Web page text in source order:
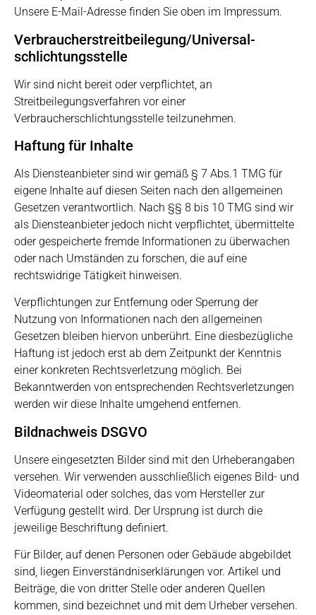
Unsere E-Mail-Adresse finden Sie oben im Impressum.
Verbraucher­streit­beilegung/Universal­
schlichtungs­stelle
Wir sind nicht bereit oder verpflichtet, an
Streitbeilegungsverfahren vor einer
Verbraucherschlichtungsstelle teilzunehmen.
Haftung für Inhalte
Als Diensteanbieter sind wir gemäß § 7 Abs.1 TMG für
eigene Inhalte auf diesen Seiten nach den allgemeinen
Gesetzen verantwortlich. Nach §§ 8 bis 10 TMG sind wir
als Diensteanbieter jedoch nicht verpflichtet, übermittelte
oder gespeicherte fremde Informationen zu überwachen
oder nach Umständen zu forschen, die auf eine
rechtswidrige Tätigkeit hinweisen.
Verpflichtungen zur Entfernung oder Sperrung der
Nutzung von Informationen nach den allgemeinen
Gesetzen bleiben hiervon unberührt. Eine diesbezügliche
Haftung ist jedoch erst ab dem Zeitpunkt der Kenntnis
einer konkreten Rechtsverletzung möglich. Bei
Bekanntwerden von entsprechenden Rechtsverletzungen
werden wir diese Inhalte umgehend entfernen.
Bildnachweis DSGVO
Unsere eingesetzten Bilder sind mit den Urheberangaben
versehen. Wir verwenden ausschließlich eigenes Bild- und
Videomaterial oder solches, das vom Hersteller zur
Verfügung gestellt wird. Der Ursprung ist durch die
jeweilige Beschriftung definiert.
Für Bilder, auf denen Personen oder Gebäude abgebildet
sind, liegen Einverständniserklärungen vor. Artikel und
Beiträge, die von dritter Stelle oder anderen Quellen
kommen, sind bezeichnet und mit dem Urheber versehen.